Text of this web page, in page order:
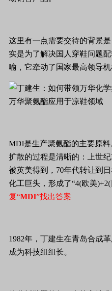
这里有一点需要交待的背景
实是为了解决国人穿鞋问题
喻，它牵动了国家最高领导机
万华聚氨酯应用于凉鞋领域
MDI是生产聚氨酯的主要原
扩散的过程是清晰的：上世
被英美得到，70年代转让到
化工巨头，形成了“4(欧美)+2(
复“MDI”找出答案
1982年，丁建生在青岛合成
成为科技组组长。